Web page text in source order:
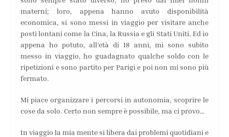
materni; loro, appena hanno avuto disponibilità
economica, si sono messi in viaggio per visitare anche
posti lontani come la Cina, la Russia e gli Stati Uniti. Ed io
appena ho potuto, all’età di 18 anni, mi sono subito
messo in viaggio, ho guadagnato qualche soldo con le
ripetizioni e sono partito per Parigi e poi non mi sono più
fermato.
Mi piace organizzare i percorsi in autonomia, scoprire le
cose da solo. Certo non sempre è possibile, ma ci provo…
In viaggio la mia mente si libera dai problemi quotidiani e